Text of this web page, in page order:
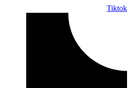
Tiktok